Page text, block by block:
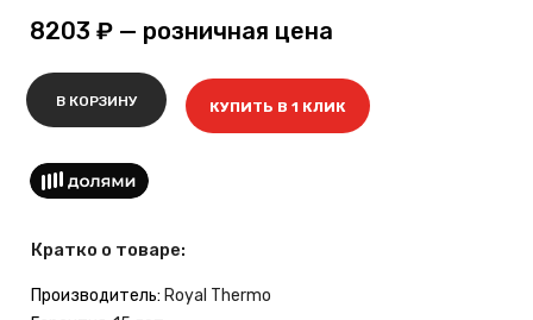
8203 ₽ — розничная цена
В КОРЗИНУ КУПИТЬ В 1 КЛИК
Кратко о товаре:
Производитель: Royal Thermo